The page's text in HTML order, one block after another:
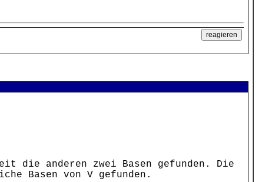
die anderen zwei Basen gefunden. Die
Basen von V gefunden.